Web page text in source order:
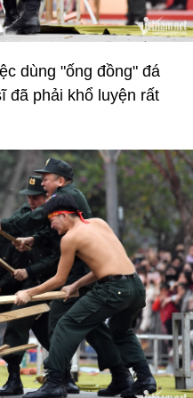
dùng "ống đồng" đá
đã phải khổ luyện rất